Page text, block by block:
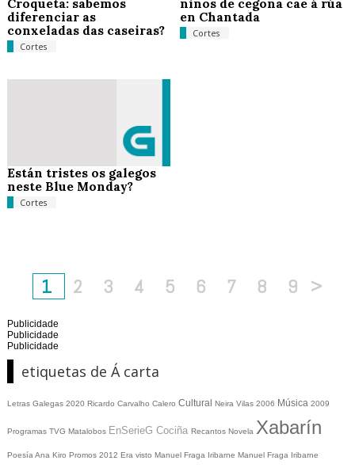
Croqueta: sabemos
diferenciar as
conxeladas das caseiras?
Cortes
niños de cegoña cae á rúa
en Chantada
Cortes
Están tristes os galegos
neste Blue Monday?
Cortes
1 2 3 4 5 6 7 8 9 >
Publicidade
Publicidade
Publicidade
etiquetas de Á carta
Letras Galegas 2020 Ricardo Carvalho Calero Cultural Neira Vilas 2006 Música 2009
Programas TVG Matalobos EnSerieG Cociña Recantos Novela Xabarín
Poesía Ana Kiro Promos 2012 Era visto Manuel Fraga Iribarne Manuel Fraga Iribarne